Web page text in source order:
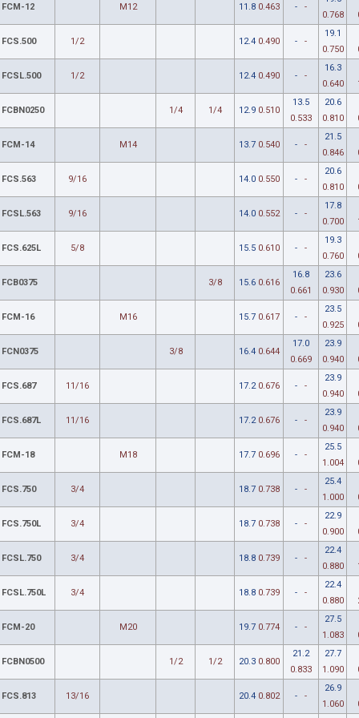
FCM-12 M12 11.8 0.463 - -
0.768
FCS.500 1/2 12.4 0.490 - -
19.1
0.750
FCSL.500 1/2 12.4 0.490 - -
16.3
0.640
FCBN0250 1/4 1/4 12.9 0.510
13.5
0.533
20.6
0.810
FCM-14 M14 13.7 0.540 - -
21.5
0.846
FCS.563 9/16 14.0 0.550 - -
20.6
0.810
FCSL.563 9/16 14.0 0.552 - -
17.8
0.700
FCS.625L 5/8 15.5 0.610 - -
19.3
0.760
FCB0375 3/8 15.6 0.616
16.8
0.661
23.6
0.930
FCM-16 M16 15.7 0.617 - -
23.5
0.925
FCN0375 3/8 16.4 0.644
17.0
0.669
23.9
0.940
FCS.687 11/16 17.2 0.676 - -
23.9
0.940
FCS.687L 11/16 17.2 0.676 - -
23.9
0.940
FCM-18 M18 17.7 0.696 - -
25.5
1.004
FCS.750 3/4 18.7 0.738 - -
25.4
1.000
FCS.750L 3/4 18.7 0.738 - -
22.9
0.900
FCSL.750 3/4 18.8 0.739 - -
22.4
0.880
FCSL.750L 3/4 18.8 0.739 - -
22.4
0.880
FCM-20 M20 19.7 0.774 - -
27.5
1.083
FCBN0500 1/2 1/2 20.3 0.800
21.2
0.833
27.7
1.090
FCS.813 13/16 20.4 0.802 - -
26.9
1.060